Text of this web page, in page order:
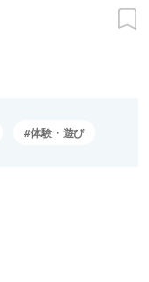
体験・遊び